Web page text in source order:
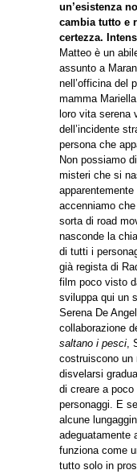
un’esistenza
cambia tutto e
certezza.
Matteo è un
assunto a
nell’officina del
mamma
loro vita serena
dell’incidente
persona che
Non possiamo
misteri che si
accenniamo
sorta di road
nasconde la
di tutti i
già regista di
film poco visto
sviluppa qui un
Serena De
collaborazione
saltano i pesci,
costruiscono un
disvelarsi
di creare a
personaggi. E se
alcune
adeguatamente
funziona come
tutto solo in